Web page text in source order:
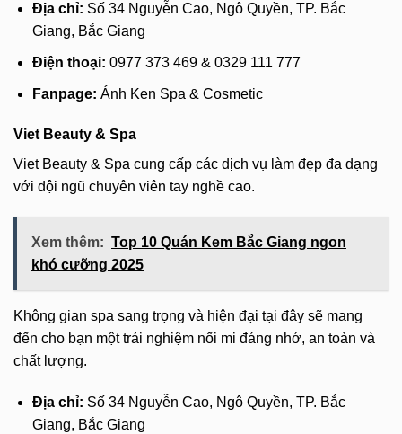
Địa chỉ: Số 34 Nguyễn Cao, Ngô Quyền, TP. Bắc
Giang, Bắc Giang
Điện thoại: 0977 373 469 & 0329 111 777
Fanpage: Ánh Ken Spa & Cosmetic
Viet Beauty & Spa
Viet Beauty & Spa cung cấp các dịch vụ làm đẹp đa dạng
với đội ngũ chuyên viên tay nghề cao.
Xem thêm: Top 10 Quán Kem Bắc Giang ngon
khó cưỡng 2025
Không gian spa sang trọng và hiện đại tại đây sẽ mang
đến cho bạn một trải nghiệm nối mi đáng nhớ, an toàn và
chất lượng.
Địa chỉ: Số 34 Nguyễn Cao, Ngô Quyền, TP. Bắc
Giang, Bắc Giang